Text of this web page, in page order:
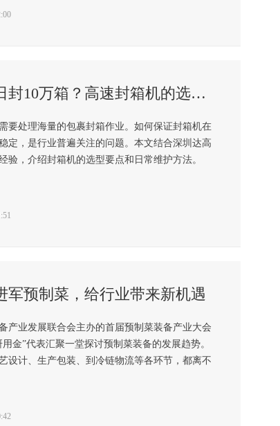
快递分拨中心日封10万箱？高速封箱机的选型与维护要点
要处理海量的包裹封箱作业。如何保证封箱机在
定，是行业普遍关注的问题。本文结合深圳达高
验，介绍封箱机的选型要点和日常维护方法。
军预制菜，给行业带来新机遇
产业发展联合会主办的首届预制菜装备产业大会
金”代表汇聚一堂探讨预制菜装备的发展趋势。
设计、生产包装、到冷链物流等各环节，都离不